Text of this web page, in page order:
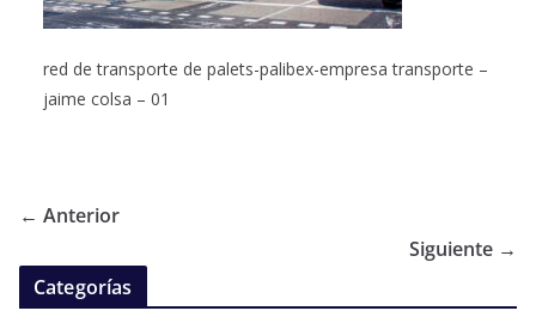
red de transporte de palets-palibex-empresa transporte –
jaime colsa – 01
← Anterior
Siguiente →
Categorías